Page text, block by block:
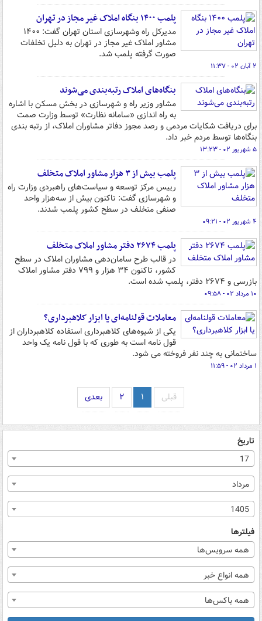
پلمب ۱۴۰۰ بنگاه املاک غیر مجاز در تهران
مدیرکل راه وشهرسازی استان تهران گفت: ۱۴۰۰
مشاور املاک غیر مجاز در تهران به دلیل تخلفات
صورت گرفته پلمب شد.
۲ آبان ۰۲ - ۱۱:۳۷
بنگاه‌های املاک رتبه‌بندی می‌شوند
مشاور وزیر راه و شهرسازی در بخش مسکن با اشاره
به راه اندازی «سامانه نظارت» توسط وزارت صمت
برای دریافت شکایات مردمی و رصد مجوز دفاتر مشاوران املاک، از رتبه بندی
بنگاه‌ها توسط مردم خبر داد.
۵ شهریور ۰۲ - ۱۳:۲۳
پلمب بیش از ۳ هزار مشاور املاک متخلف
رییس مرکز توسعه و سیاست‌های راهبردی وزارت راه
و شهرسازی گفت: تاکنون بیش از سه‌هزار واحد
صنفی متخلف در سطح کشور پلمب شدند.
۴ شهریور ۰۲ - ۰۹:۲۱
پلمب ۲۶۷۴ دفتر مشاور املاک متخلف
در قالب طرح سامان‌دهی مشاوران املاک در سطح
کشور، تاکنون ۳۴ هزار و ۷۹۹ دفتر مشاور املاک
بازرسی و ۲۶۷۴ دفتر، پلمب شده است.
۱۰ مرداد ۰۲ - ۰۹:۵۸
معاملات قولنامه‌ای یا ابزار کلاهبرداری؟
یکی از شیوه‌های کلاهبرداری استفاده کلاهبرداران از
قول نامه است به طوری که با قول نامه یک واحد
ساختمانی به چند نفر فروخته می شود.
۱ مرداد ۰۲ - ۱۱:۵۹
قبلی ۱ ۲ بعدی
تاریخ
17
مرداد
1405
فیلترها
همه سرویس‌ها
همه انواع خبر
همه باکس‌ها